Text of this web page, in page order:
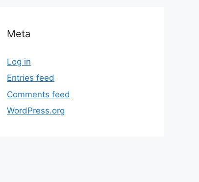
Meta
Log in
Entries feed
Comments feed
WordPress.org